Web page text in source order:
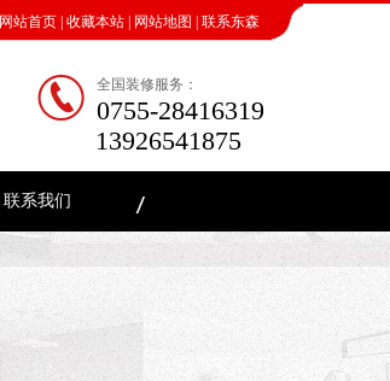
网站首页 收藏本站 网站地图 联系东森
全国装修服务：
0755-28416319
13926541875
联系我们